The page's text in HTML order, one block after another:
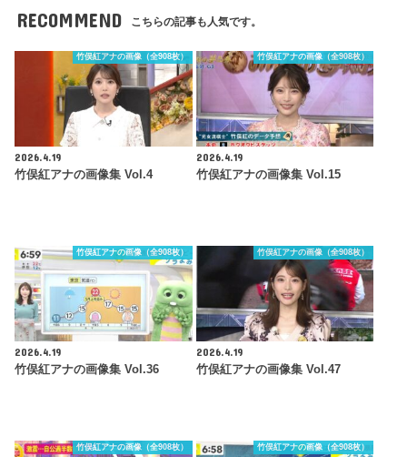
RECOMMEND こちらの記事も人気です。
竹俣紅アナの画像（全908枚）
2026.4.19
竹俣紅アナの画像集 Vol.4
竹俣紅アナの画像（全908枚）
2026.4.19
竹俣紅アナの画像集 Vol.15
竹俣紅アナの画像（全908枚）
2026.4.19
竹俣紅アナの画像集 Vol.36
竹俣紅アナの画像（全908枚）
2026.4.19
竹俣紅アナの画像集 Vol.47
竹俣紅アナの画像（全908枚） 竹俣紅アナの画像（全908枚）